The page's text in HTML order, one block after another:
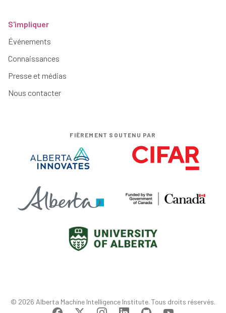
S'impliquer
Événements
Connaissances
Presse et médias
Nous contacter
FIÈREMENT SOUTENU PAR
© 2026 Alberta Machine Intelligence Institute. Tous droits réservés.